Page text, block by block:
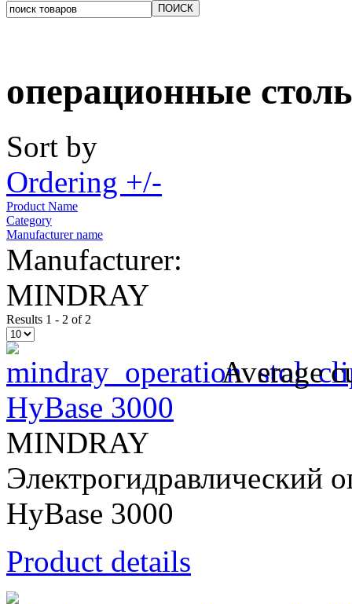
операционные
Sort by
Ordering +/-
Product Name
Category
Manufacturer name
Manufacturer:
MINDRAY
Results 1 - 2 of 2
Average
HyBase 3000
MINDRAY
Электрогидравлический
HyBase 3000
Product details